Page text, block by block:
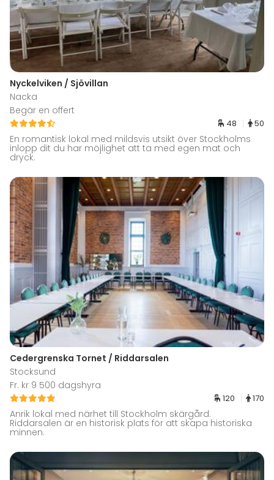
Nyckelviken / Sjövillan
Nacka
Begär en offert
48 50
En romantisk lokal med mildsvis utsikt över Stockholms
inlopp dit du har möjlighet att ta med egen mat och
dryck.
Cedergrenska Tornet / Riddarsalen
Stocksund
Fr. kr 9 500 dagshyra
120 170
Anrik lokal med närhet till Stockholm skärgård.
Riddarsalen är en historisk plats för att skapa historiska
minnen.